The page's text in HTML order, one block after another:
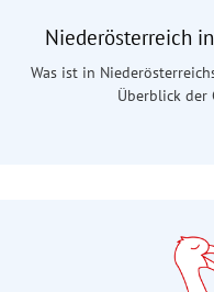
Niederösterreich
Was ist in
Überblick der